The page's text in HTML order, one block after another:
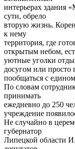
интерьерах здания
сути, обрело
вторую жизнь.
к нему
территория, где
открытым небом,
уютные уголки
досугом или просто
пообщаться с
По словам
принимать
ежедневно до 250
учреждение
Не случайно в
губернатор
Липецкой области